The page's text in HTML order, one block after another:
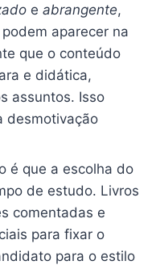
e abrangente,
aparecer na
que o conteúdo
e didática,
assuntos. Isso
desmotivação
é que a escolha do
de estudo. Livros
comentadas e
para fixar o
para o estilo